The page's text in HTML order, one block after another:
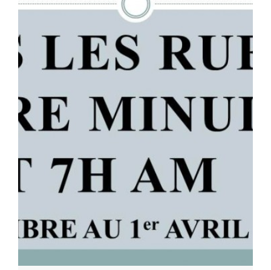
Avis publics
Gestion des déchets
Réglementation
Santé & sécurité
Travaux publics
Publications
Contact
Parc canin